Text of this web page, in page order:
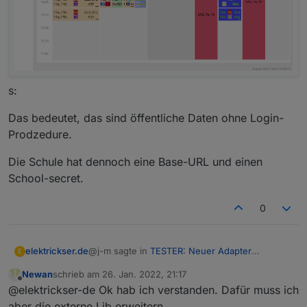
s:
Das bedeutet, das sind öffentliche Daten ohne Login-
Prodzedure.
Die Schule hat dennoch eine Base-URL und einen
School-secret.
0
E elektrickser.de@j-m sagte in TESTER: Neuer Adapter
Gutenberg Schule in 13055 Berlin
Offline
Newanschrieb am 26. Jan. 2022, 21:17
zuletzt editiert von
@elektrickser-de Ok hab ich verstanden. Dafür muss ich